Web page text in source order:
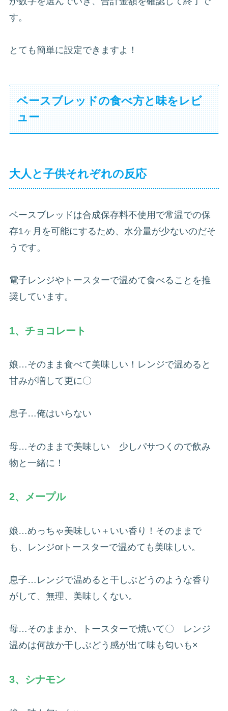
す。
とても簡単に設定できますよ！
ベースブレッドの食べ方と味をレビ
ュー
大人と子供それぞれの反応
ベースブレッドは合成保存料不使用で常温での保
存1ヶ月を可能にするため、水分量が少ないのだそ
うです。
電子レンジやトースターで温めて食べることを推
奨しています。
1、チョコレート
娘…そのまま食べて美味しい！レンジで温めると
甘みが増して更に〇
息子…俺はいらない
母…そのままで美味しい 少しパサつくので飲み
物と一緒に！
2、メープル
娘…めっちゃ美味しい＋いい香り！そのままで
も、レンジorトースターで温めても美味しい。
息子…レンジで温めると干しぶどうのような香り
がして、無理、美味しくない。
母…そのままか、トースターで焼いて〇 レンジ
温めは何故か干しぶどう感が出て味も匂いも×
3、シナモン